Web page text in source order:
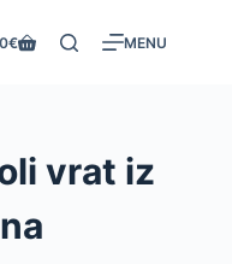
€ MENU
vrat iz